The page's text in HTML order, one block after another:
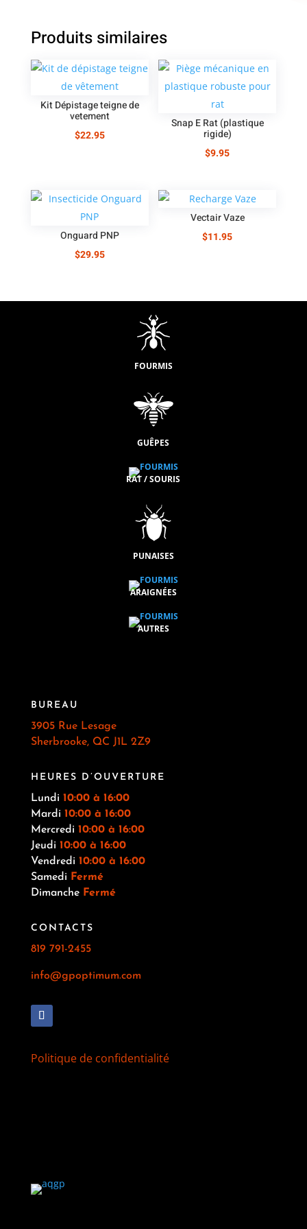
Produits similaires
Kit Dépistage teigne de
vetement
$22.95
Snap E Rat (plastique
rigide)
$9.95
Onguard PNP
$29.95
Vectair Vaze
$11.95
FOURMIS
GUÊPES
RAT / SOURIS
PUNAISES
ARAIGNÉES
AUTRES
BUREAU
3905 Rue Lesage
Sherbrooke, QC J1L 2Z9
HEURES D’OUVERTURE
Lundi 10:00 à 16:00
Mardi 10:00 à 16:00
Mercredi 10:00 à 16:00
Jeudi 10:00à 16:00
Vendredi 10:00à 16:00
Samedi Fermé
Dimanche Fermé
CONTACTS
819 791-2455
info@gpoptimum.com
Politique de confidentialité